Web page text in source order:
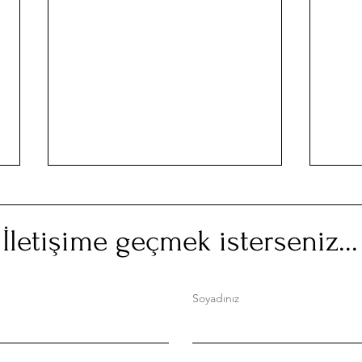
Yalnız Kalmak mıdır?
İletişime geçmek isterseniz...
Soyadınız